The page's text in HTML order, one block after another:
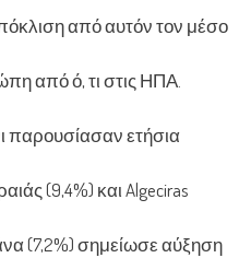
από αυτόν τον μέσο
από ό, τι στις ΗΠΑ.
παρουσίασαν ετήσια
(9,4%) και Algeciras
(7,2%) σημείωσε αύξηση